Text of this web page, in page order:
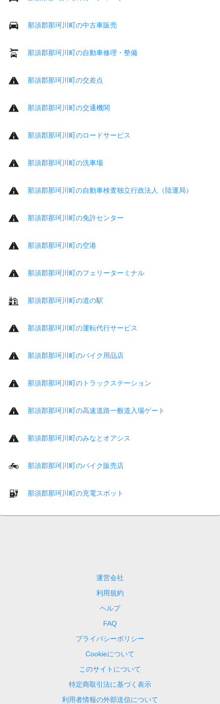
那須郡那珂川町の中古車販売
那須郡那珂川町の自動車修理・整備
那須郡那珂川町の交差点
那須郡那珂川町の交通機関
那須郡那珂川町のロードサービス
那須郡那珂川町の洗車場
那須郡那珂川町の自動車検査独立行政法人（陸運局）
那須郡那珂川町の免許センター
那須郡那珂川町の空港
那須郡那珂川町のフェリーターミナル
那須郡那珂川町の道の駅
那須郡那珂川町の運転代行サービス
那須郡那珂川町のバイク用品店
那須郡那珂川町のトラックステーション
那須郡那珂川町の高速道路一般道入場ゲート
那須郡那珂川町のみなとオアシス
那須郡那珂川町のバイク販売店
那須郡那珂川町の充電スポット
運営会社
利用規約
ヘルプ
FAQ
プライバシーポリシー
Cookieについて
このサイトについて
特定商取引法に基づく表示
利用者情報の外部送信について